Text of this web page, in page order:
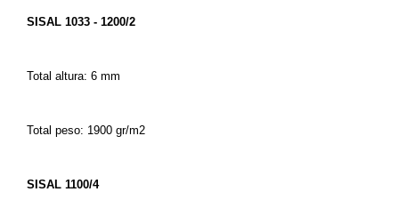
SISAL 1033 - 1200/2
Total altura: 6 mm
Total peso: 1900 gr/m2
SISAL 1100/4